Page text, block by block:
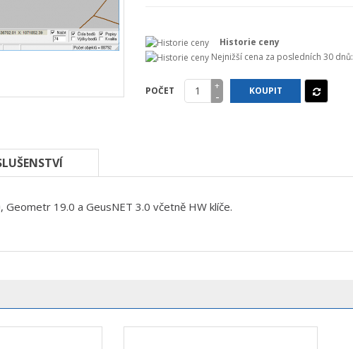
Historie ceny
Nejnižší cena za posledních 30 dnů:
POČET +
- KOUPIT
19.0 a GeusNET 3.0 včetně HW klíče.